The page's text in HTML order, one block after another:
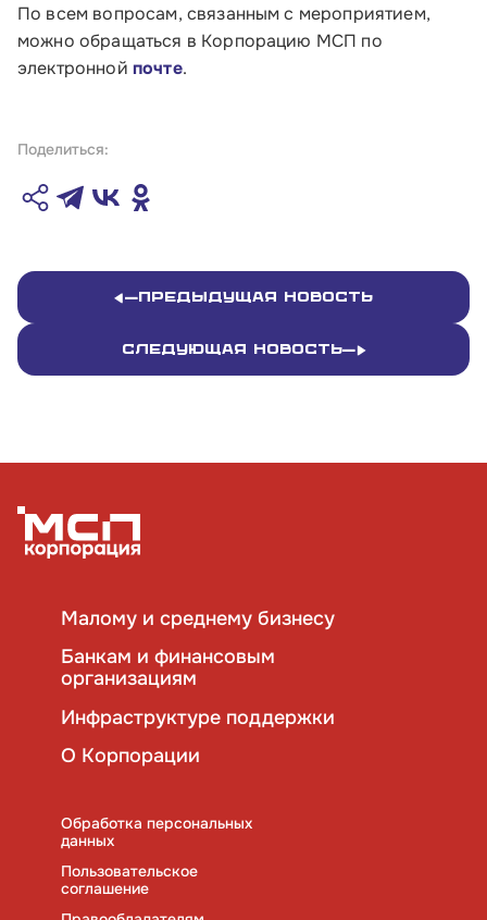
По всем вопросам, связанным с мероприятием,
можно обращаться в Корпорацию МСП по
электронной почте.
Поделиться:
Предыдущая новость
Следующая новость
Малому и среднему бизнесу
Банкам и финансовым
организациям
Инфраструктуре поддержки
О Корпорации
Обработка персональных
данных
Пользовательское
соглашение